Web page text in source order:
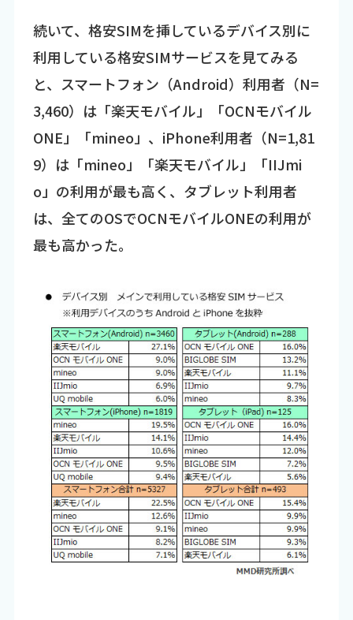
続いて、格安SIMを挿しているデバイス別に
利用している格安SIMサービスを見てみる
と、スマートフォン（Android）利用者（N=
3,460）は「楽天モバイル」「OCNモバイル
ONE」「mineo」、iPhone利用者（N=1,81
9）は「mineo」「楽天モバイル」「IIJmi
o」の利用が最も高く、タブレット利用者
は、全てのOSでOCNモバイルONEの利用が
最も高かった。